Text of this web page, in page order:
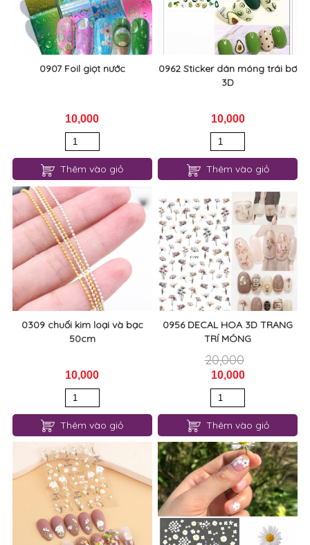
0907 Foil giọt nước
10,000
Thêm vào giỏ
0962 Sticker dán móng trái bơ
3D
10,000
Thêm vào giỏ
0309 chuối kim loại và bạc
50cm
10,000
Thêm vào giỏ
0956 DECAL HOA 3D TRANG
TRÍ MÓNG
20,000
10,000
Thêm vào giỏ